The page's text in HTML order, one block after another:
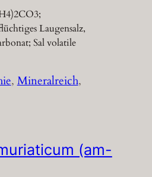
Laugensalz,
Sal volatile
, Mineralreich
(am-